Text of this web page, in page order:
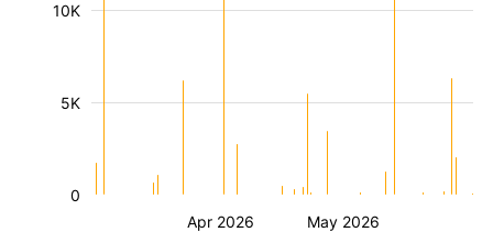
Apr 2026 May 2026
5K
10K
0